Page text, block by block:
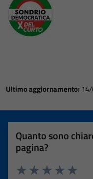
Ultimo aggiornamento:
Quanto sono
pagina?